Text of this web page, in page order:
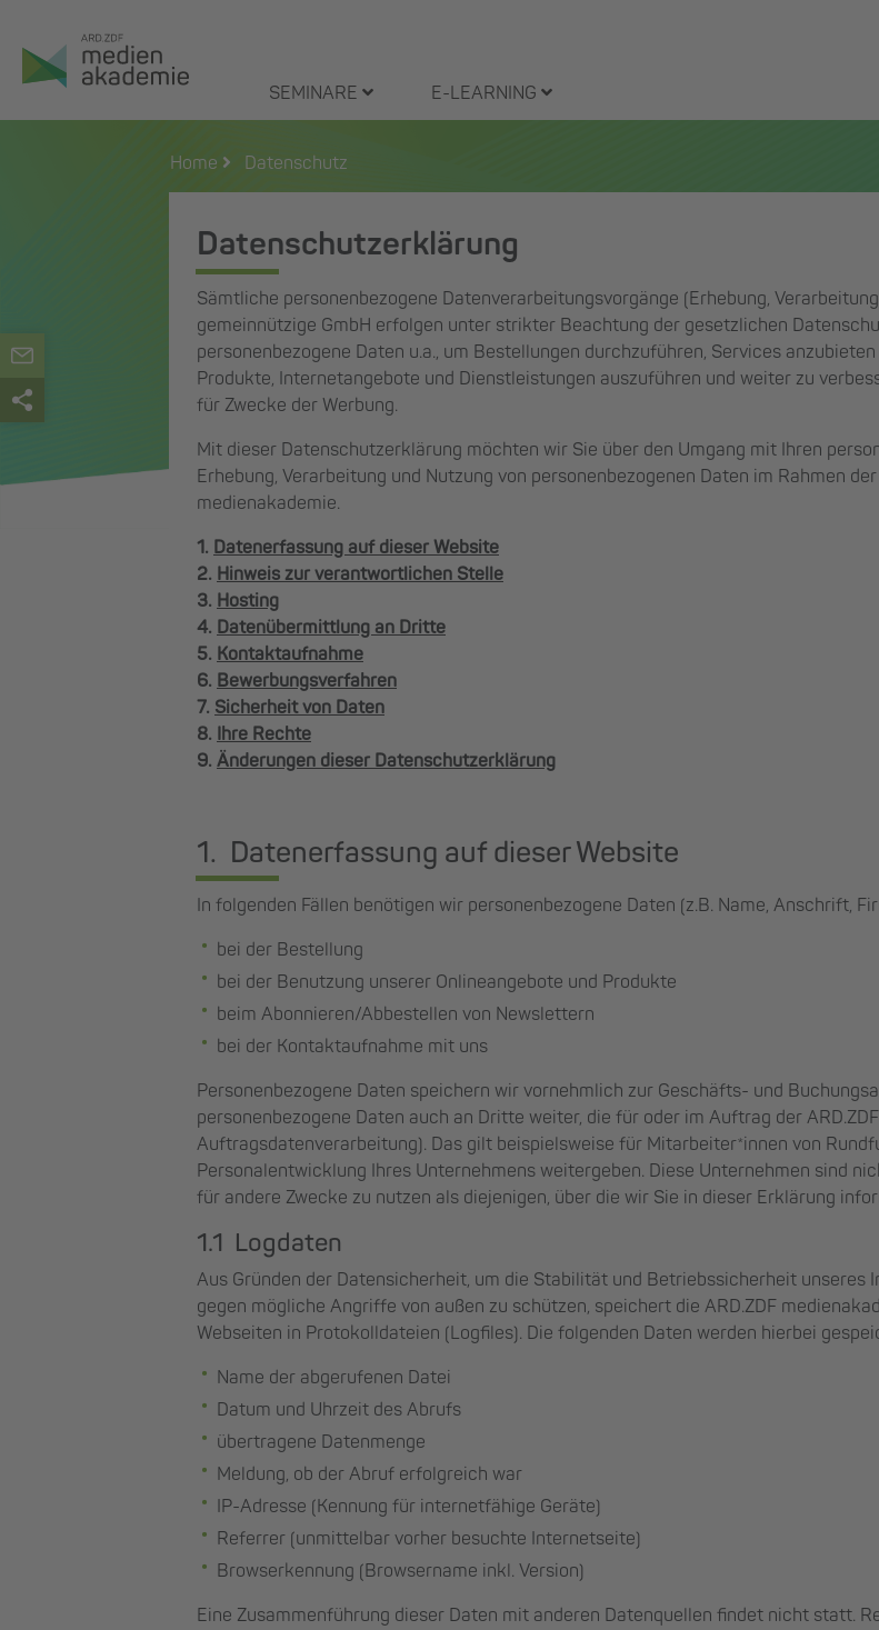
Inhalt
springen
SEMINARE E-LEARNING
Home Datenschutz
Datenschutzerklärung
Sämtliche personenbezogene Datenverarbeitungsvorgänge (Erhebung,
gemeinnützige GmbH erfolgen unter strikter Beachtung der gesetzlichen
personenbezogene Daten u.a., um Bestellungen durchzuführen, Services
Produkte, Internetangebote und Dienstleistungen auszuführen und weiter zu
für Zwecke der Werbung.
Mit dieser Datenschutzerklärung möchten wir Sie über den Umgang mit Ihren
Erhebung, Verarbeitung und Nutzung von personenbezogenen Daten im Rahmen
medienakademie.
1. Datenerfassung auf dieser Website
2. Hinweis zur verantwortlichen Stelle
3. Hosting
4. Datenübermittlung an Dritte
5. Kontaktaufnahme
6. Bewerbungsverfahren
7. Sicherheit von Daten
8. Ihre Rechte
9. Änderungen dieser Datenschutzerklärung
1. Datenerfassung auf dieser Website
In folgenden Fällen benötigen wir personenbezogene Daten (z.B. Name, Anschrift,
bei der Bestellung
bei der Benutzung unserer Onlineangebote und Produkte
beim Abonnieren/Abbestellen von Newslettern
bei der Kontaktaufnahme mit uns
Personenbezogene Daten speichern wir vornehmlich zur Geschäfts- und
personenbezogene Daten auch an Dritte weiter, die für oder im Auftrag der
Auftragsdatenverarbeitung). Das gilt beispielsweise für Mitarbeiter*innen von
Personalentwicklung Ihres Unternehmens weitergeben. Diese Unternehmen sind
für andere Zwecke zu nutzen als diejenigen, über die wir Sie in dieser Erklärung
1.1 Logdaten
Aus Gründen der Datensicherheit, um die Stabilität und Betriebssicherheit unseres
gegen mögliche Angriffe von außen zu schützen, speichert die ARD.ZDF
Webseiten in Protokolldateien (Logfiles). Die folgenden Daten werden hierbei
Name der abgerufenen Datei
Datum und Uhrzeit des Abrufs
übertragene Datenmenge
Meldung, ob der Abruf erfolgreich war
IP-Adresse (Kennung für internetfähige Geräte)
Referrer (unmittelbar vorher besuchte Internetseite)
Browserkennung (Browsername inkl. Version)
Eine Zusammenführung dieser Daten mit anderen Datenquellen findet nicht statt.